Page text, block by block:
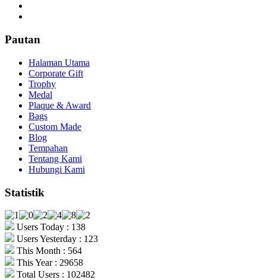
Pautan
Halaman Utama
Corporate Gift
Trophy
Medal
Plaque & Award
Bags
Custom Made
Blog
Tempahan
Tentang Kami
Hubungi Kami
Statistik
Users Today : 138
Users Yesterday : 123
This Month : 564
This Year : 29658
Total Users : 102482